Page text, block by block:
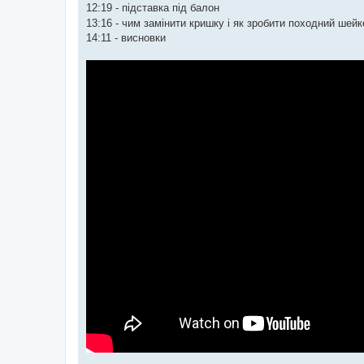
12:19 - підставка під балон
13:16 - чим замінити кришку і як зробити походний
14:11 - висновки